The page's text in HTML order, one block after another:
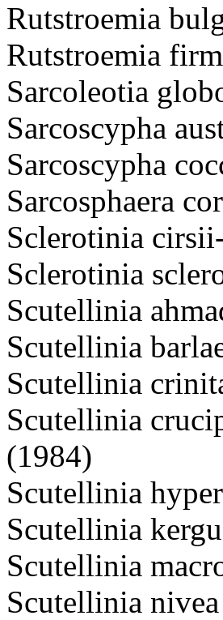
Rutstroemia
Rutstroemia
Sarcoleotia
Sarcoscypha
Sarcoscypha
Sarcosphaera
Sclerotinia
Sclerotinia
Scutellinia
Scutellinia
Scutellinia
Scutellinia
(1984)
Scutellinia
Scutellinia
Scutellinia
Scutellinia